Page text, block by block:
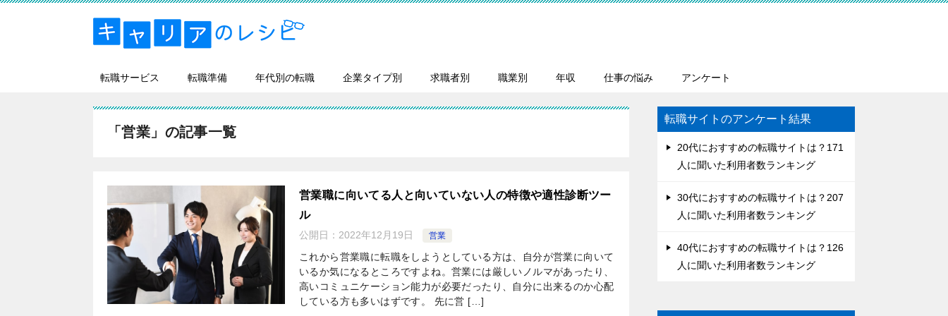
転職サービス 転職準備 年代別の転職 企業タイプ別 求職者別 職業別 年収 仕事の悩み アンケート
「営業」の記事一覧
営業職に向いてる人と向いていない人の特徴や適性診断ツー
ル
公開日： 2022年12月19日 営業
これから営業職に転職をしようとしている方は、自分が営業に向いて
いるか気になるところですよね。営業には厳しいノルマがあったり、
高いコミュニケーション能力が必要だったり、自分に出来るのか心配
している方も多いはずです。 先に営 […]
転職サイトのアンケート結果
20代におすすめの転職サイトは？171
人に聞いた利用者数ランキング
30代におすすめの転職サイトは？207
人に聞いた利用者数ランキング
40代におすすめの転職サイトは？126
人に聞いた利用者数ランキング